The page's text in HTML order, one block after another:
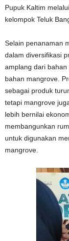
Pupuk Kaltim
kelompok Teluk
Selain penanaman
dalam diversifikasi
amplang dari
bahan mangrove.
sebagai produk
tetapi mangrove
lebih bernilai
membangunkan
untuk digunakan
mangrove.